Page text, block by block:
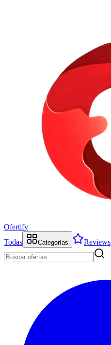
Ofertify
Todas
Categorías Reviews